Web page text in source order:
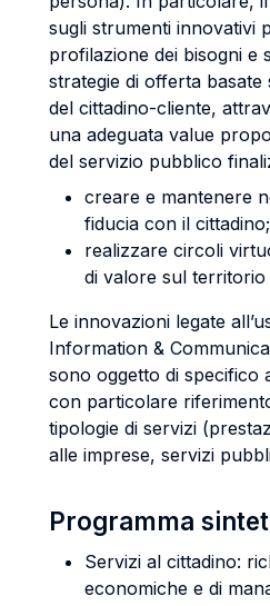
sugli strumenti innovativi
profilazione dei bisogni e
strategie di offerta basate
del cittadino-cliente,
una adeguata value
del servizio pubblico
creare e mantenere
fiducia con il cittadino;
realizzare circoli
di valore sul territorio
Le innovazioni legate
Information &
sono oggetto di specifico
con particolare
tipologie di servizi
alle imprese, servizi
Programma
Servizi al cittadino:
economiche e di